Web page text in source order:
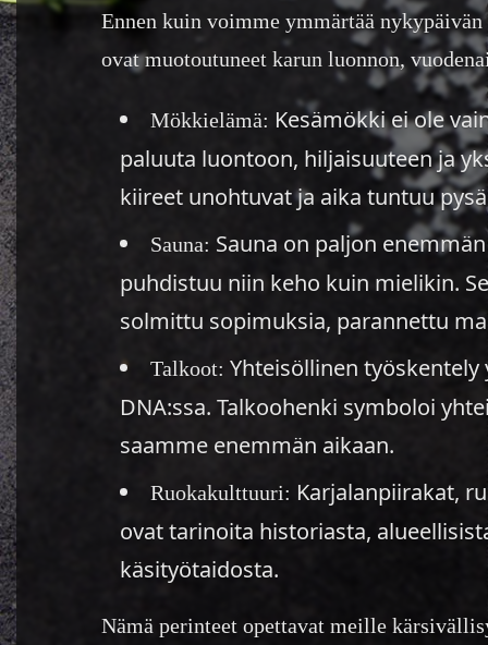
Ennen kuin voimme ymmärtää
ovat muotoutuneet karun luonnon,
Mökkielämä: Kesämökki ei ole
paluuta luontoon, hiljaisuuteen ja
kiireet unohtuvat ja aika tuntuu
Sauna: Sauna on paljon
puhdistuu niin keho kuin mielikin.
solmittu sopimuksia, parannettu
Talkoot: Yhteisöllinen työskentely
DNA:ssa. Talkoohenki symboloi
saamme enemmän aikaan.
Ruokakulttuuri: Karjalanpiirakat,
ovat tarinoita historiasta,
käsityötaidosta.
Nämä perinteet opettavat meille